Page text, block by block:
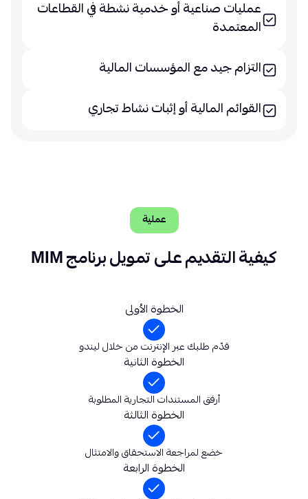
عمليات صناعية أو خدمية نشطة في القطاعات
المعتمدة
التزام جيد مع المؤسسات المالية
القوائم المالية أو إثبات نشاط تجاري
عملية
كيفية التقديم على تمويل برنامج MIM
الخطوة الأولى
قدّم طلبك عبر الإنترنت من خلال ليندو
الخطوة الثانية
أرفق المستندات التجارية المطلوبة
الخطوة الثالثة
خضع لمراجعة الاستحقاق والامتثال
الخطوة الرابعة